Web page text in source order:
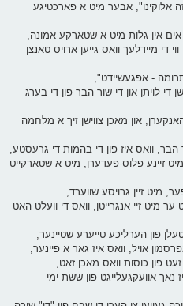
"זה אלוקינו", אבער מיט א פארכטיגע
אים אין גלות מיט א שטארקע אמונה,
די מיידלעך וואס גייען ארויס טאנצן
תרומה - אפגעשיידט",
די לויתן און די שור הבר פון די בערג
און מאכן צווישן זיך א מלחמה
הבר, וואס איז פון די בהמות די גרעסטע,
זיינע פלוס-פעדערן, מיט א שטארקייט
מיט זיין גרויסע שווערד,
מיט זיי אנגרייטן, וואס די וועלט האט
פון הערליכע טייערע שטיינער,
אויל, וואס איז גאר א פיינער,
זעט פון כוסות וואס מאכן זאט,
נאך אוועקגעלייגט פון ששת ימי